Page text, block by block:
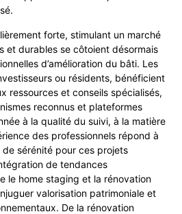
forte, stimulant un marché
et durables se côtoient désormais
d’amélioration du bâti. Les
ou résidents, bénéficient
ressources et conseils spécialisés,
reconnus et plateformes
à la qualité du suivi, à la matière
des professionnels répond à
de sérénité pour ces projets
de tendances
le home staging et la rénovation
valorisation patrimoniale et
De la rénovation